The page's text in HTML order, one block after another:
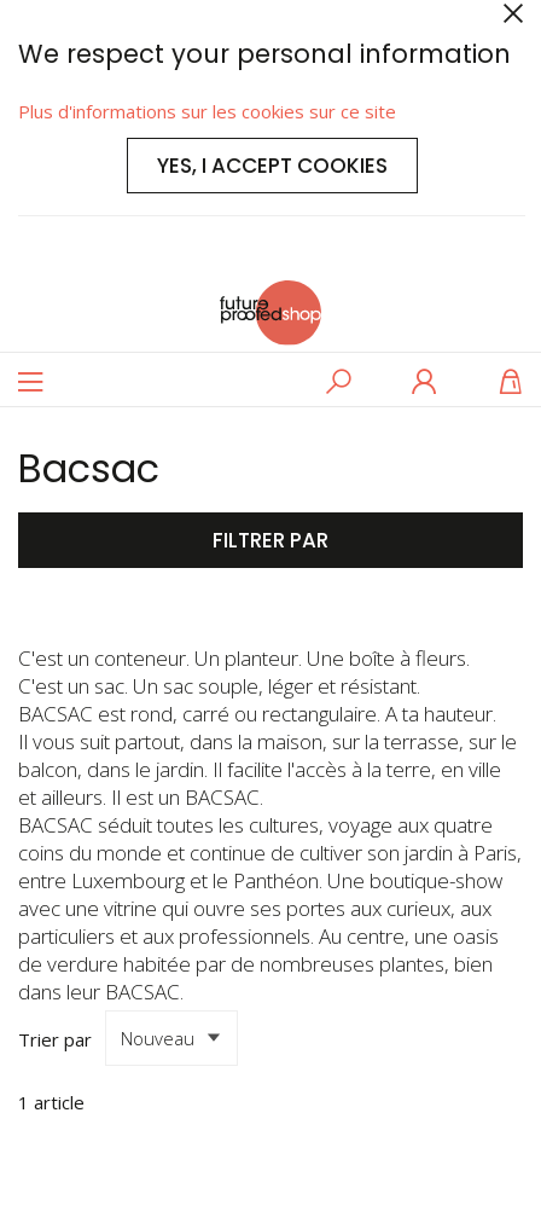
We respect your personal information
Plus d'informations sur les cookies sur ce site
YES, I ACCEPT COOKIES
Basculer
Rechercher
Bacsac
C'est un conteneur. Un planteur. Une boîte à fleurs.
C'est un sac. Un sac souple, léger et résistant.
BACSAC est rond, carré ou rectangulaire. A ta hauteur.
Il vous suit partout, dans la maison, sur la terrasse, sur le
balcon, dans le jardin. Il facilite l'accès à la terre, en ville
et ailleurs. Il est un BACSAC.
BACSAC séduit toutes les cultures, voyage aux quatre
coins du monde et continue de cultiver son jardin à Paris,
entre Luxembourg et le Panthéon. Une boutique-show
avec une vitrine qui ouvre ses portes aux curieux, aux
particuliers et aux professionnels. Au centre, une oasis
de verdure habitée par de nombreuses plantes, bien
dans leur BACSAC.
Trier par
1 article
FILTRER PAR